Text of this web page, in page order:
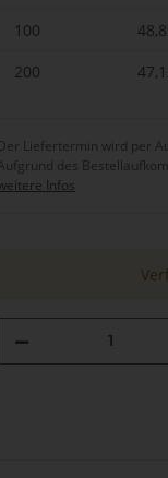
100
200
Liefertermin wird per
des
Infos